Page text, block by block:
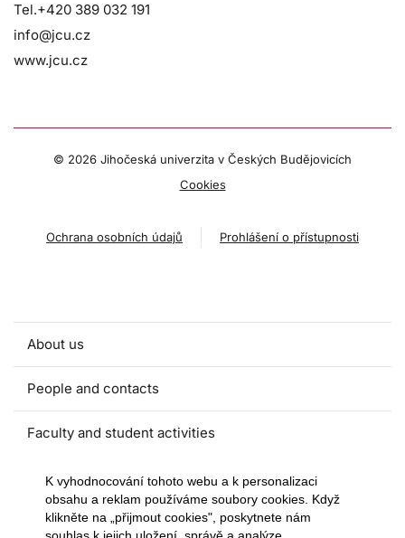
Tel.+420 389 032 191
info@jcu.cz
www.jcu.cz
© 2026 Jihočeská univerzita v Českých Budějovicích
Cookies
Ochrana osobních údajů Prohlášení o přístupnosti
About us
People and contacts
Faculty and student activities
Projects and strategic partnerships
Documents
K vyhodnocování tohoto webu a k personalizaci
obsahu a reklam používáme soubory cookies. Když
klikněte na „přijmout cookies", poskytnete nám